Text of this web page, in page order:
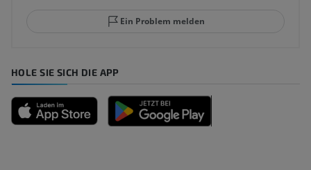
Ein Problem melden
HOLE SIE SICH DIE APP